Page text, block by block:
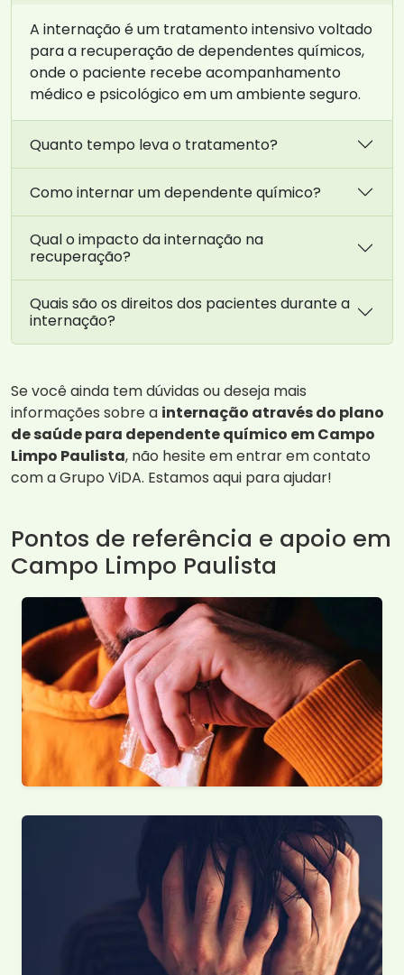
A internação é um tratamento intensivo voltado
para a recuperação de dependentes químicos,
onde o paciente recebe acompanhamento
médico e psicológico em um ambiente seguro.
Quanto tempo leva o tratamento?
Como internar um dependente químico?
Qual o impacto da internação na
recuperação?
Quais são os direitos dos pacientes durante a
internação?
Se você ainda tem dúvidas ou deseja mais
informações sobre a internação através do plano
de saúde para dependente químico em Campo
Limpo Paulista, não hesite em entrar em contato
com a Grupo ViDA. Estamos aqui para ajudar!
Pontos de referência e apoio em
Campo Limpo Paulista